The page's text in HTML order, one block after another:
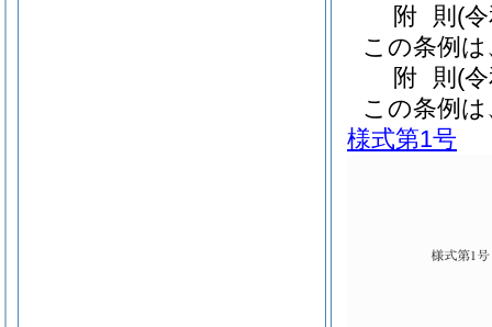
附 則 (
この条例
附 則 (
この条例
様式第1号